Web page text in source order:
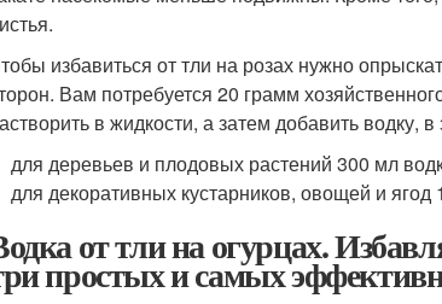
избавиться от тли на розах нужно
Вам потребуется 20 грамм
в жидкости, а затем добавить водку,
для деревьев и плодовых растений 300 мл
для декоративных кустарников, овощей и ягод
от тли на огурцах.
простых и самых